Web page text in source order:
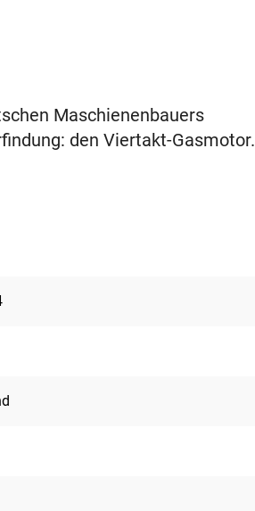
Maschienenbauers
den Viertakt-Gasmotor.